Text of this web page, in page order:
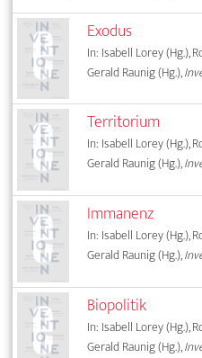
Exodus
In: Isabell Lorey (Hg.),
Gerald Raunig (Hg.),
Territorium
In: Isabell Lorey (Hg.),
Gerald Raunig (Hg.),
Immanenz
In: Isabell Lorey (Hg.),
Gerald Raunig (Hg.),
Biopolitik
In: Isabell Lorey (Hg.),
Gerald Raunig (Hg.),